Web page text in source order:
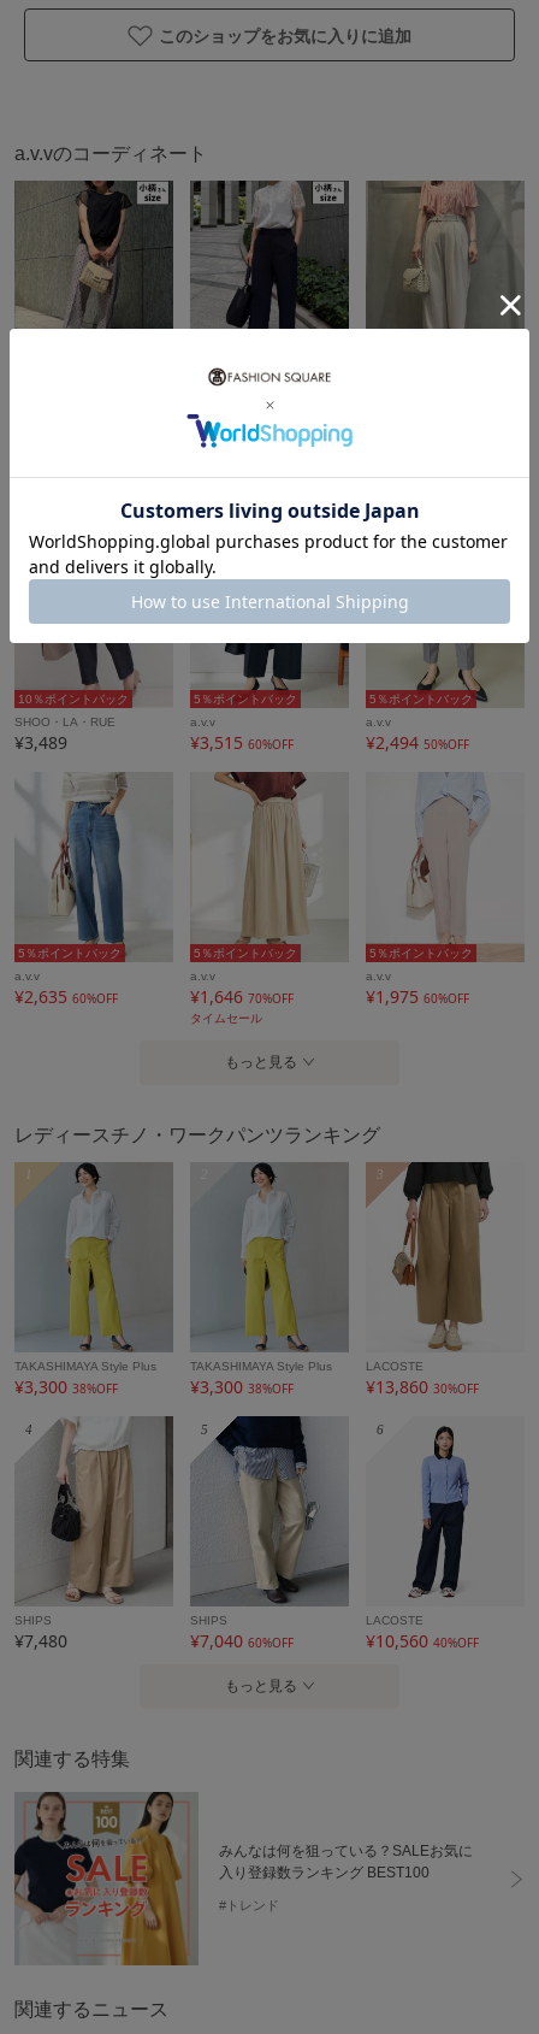
フレアスカート：KBHFB20079
タイトスカート：KBHFB21079
--------------------
透け感：なし
裏地：なし
伸縮性：あり
■商品のお気に入り登録（ハートマークをクリック）
再入荷通知や値下げ等、お得なご案内を受けることができま
--------------------
※商品画像は、光の当たり具合やパソコンなどの閲覧環境に
より
実際の色味と異なって見える場合がございます。
商品の色味の目安は商品単体の画像をご参照ください。
※34(XSサイズ)・42(XLサイズ)はWEB・一部限定店舗での販
売です。
アイテム情報
全国一律715円（税込）
性別タイプ レディース
カテゴリ チノ・ワークパンツ
製造国 詳細は下記よりお問い合わせください
このショップをお気に入りに追加
a.v.vのコーディネート
10％ポイントバック
SHOO・LA・RUE
¥3,489
5％ポイントバック
a.v.v
¥3,515 60%OFF
5％ポイントバック
a.v.v
¥2,494 50%OFF
5％ポイントバック
a.v.v
¥2,635 60%OFF
5％ポイントバック
a.v.v
¥1,646 70%OFF
タイムセール
5％ポイントバック
a.v.v
¥1,975 60%OFF
もっと見る
レディースチノ・ワークパンツランキング
1
TAKASHIMAYA Style Plus
¥3,300 38%OFF
TAKASHIMAYA Style Plus
¥3,30038%OFF
3
LACOSTE
¥13,86030%OFF
4
SHIPS
¥7,480
5
SHIPS
¥7,04060%OFF
6
LACOSTE
¥10,56040%OFF
もっと見る
関連する特集
みんなは何を狙っている？SALEお気に
入り登録数ランキング BEST100
#トレンド
関連するニュース